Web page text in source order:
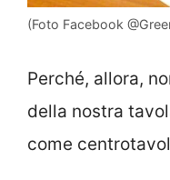
(Foto Facebook
Perché, allora,
della nostra
come